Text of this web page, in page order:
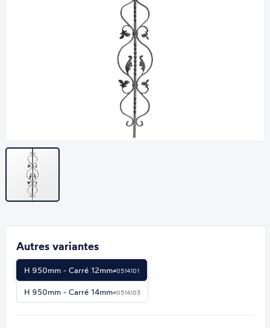
Autres variantes
H 950mm - Carré 12mm#0514101
H 950mm - Carré 14mm#0514103